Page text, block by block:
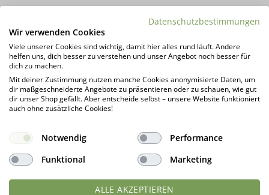
DAS KÖNNTE DIR AUCH GEFALLEN …
Datenschutzbestimmungen
Wir verwenden Cookies
Viele unserer Cookies sind wichtig, damit hier alles rund läuft. Andere
helfen uns, dich besser zu verstehen und unser Angebot noch besser für
dich zu machen.
Mit deiner Zustimmung nutzen manche Cookies anonymisierte Daten, um
dir maßgeschneiderte Angebote zu präsentieren oder zu schauen, wie gut
dir unser Shop gefällt. Aber entscheide selbst – unsere Website funktioniert
auch ohne zusätzliche Cookies!
Notwendig
Performance
Funktional
Marketing
ALLE AKZEPTIEREN